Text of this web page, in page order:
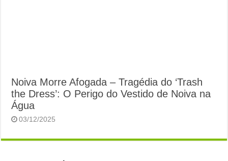
Noiva Morre Afogada – Tragédia do ‘Trash
the Dress’: O Perigo do Vestido de Noiva na
Água
03/12/2025